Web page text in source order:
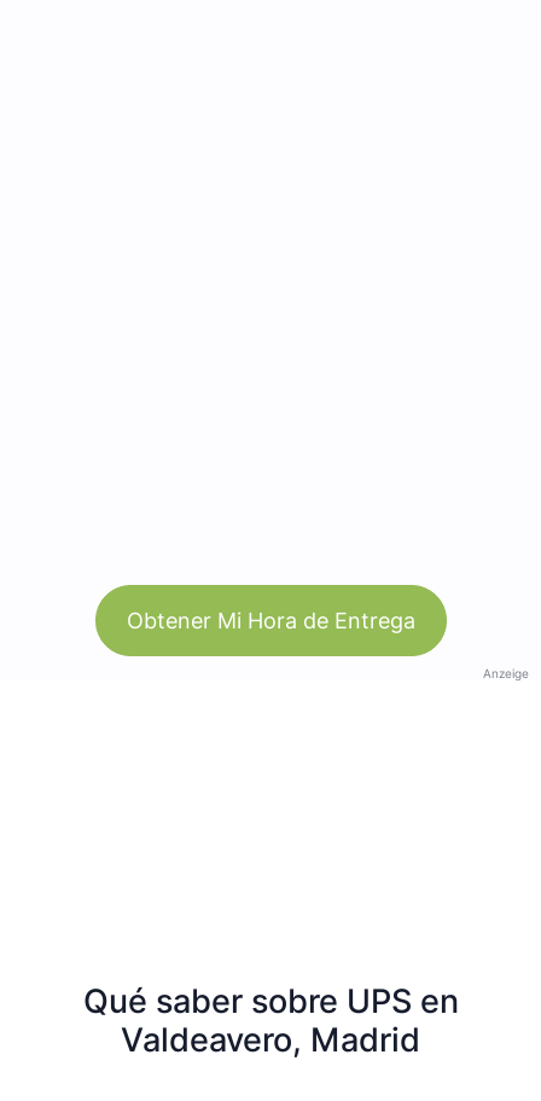
Obtener Mi Hora de Entrega
Anzeige
Qué saber sobre UPS en
Valdeavero, Madrid